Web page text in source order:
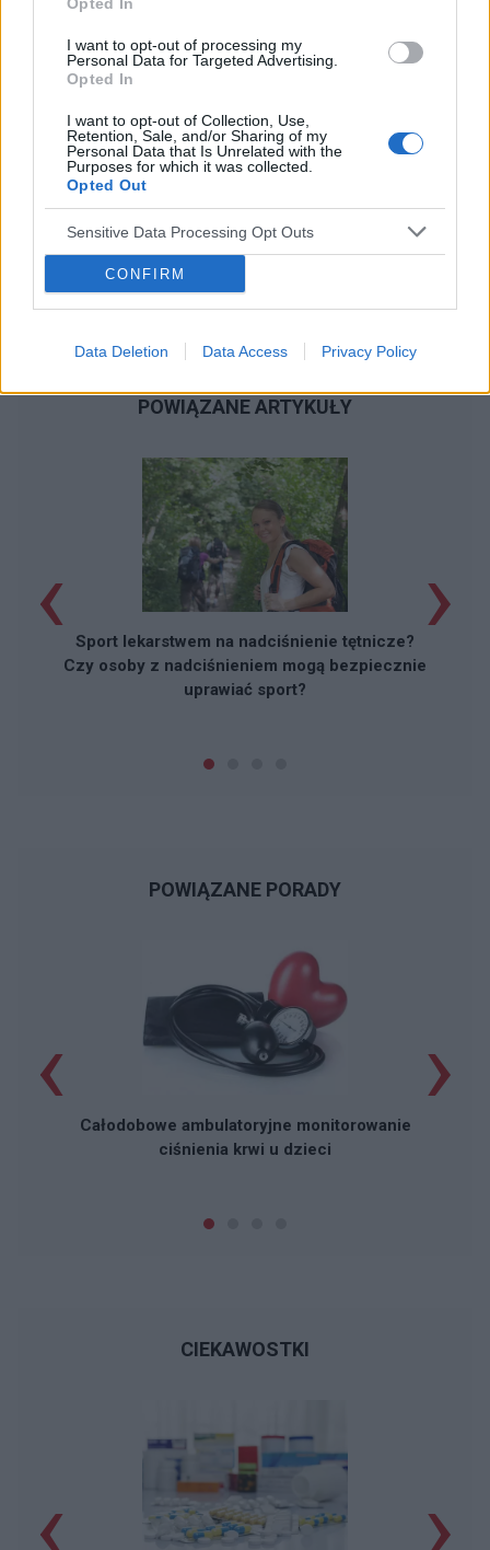
I want to opt-out of processing my
Personal Data for Targeted Advertising.
Opted In
I want to opt-out of Collection, Use,
Retention, Sale, and/or Sharing of my
Personal Data that Is Unrelated with the
Purposes for which it was collected.
Opted Out
Sensitive Data Processing Opt Outs
CONFIRM
Data Deletion Data Access Privacy Policy
POWIĄZANE ARTYKUŁY
Sport lekarstwem na nadciśnienie tętnicze?
Czy osoby z nadciśnieniem mogą bezpiecznie
uprawiać sport?
‹ ›
POWIĄZANE PORADY
Całodobowe ambulatoryjne monitorowanie
ciśnienia krwi u dzieci
‹ ›
CIEKAWOSTKI